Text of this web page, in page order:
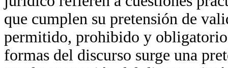
que cumplen su pretensión de
permitido, prohibido y
formas del discurso surge una